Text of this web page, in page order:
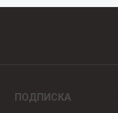
ПОДПИСКА